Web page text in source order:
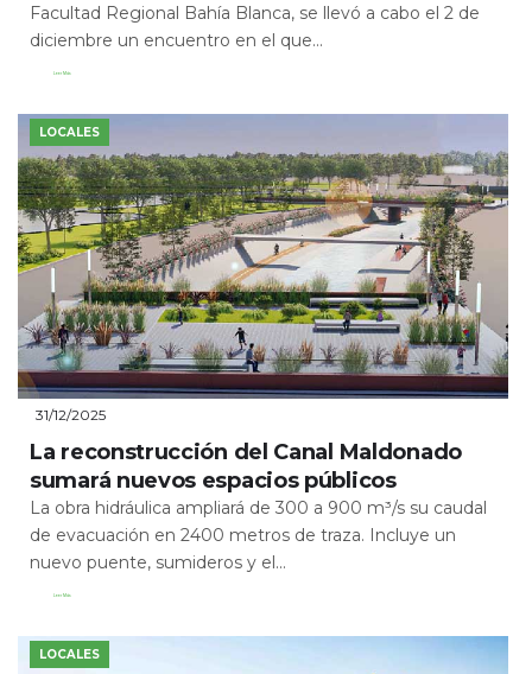
Facultad Regional Bahía Blanca, se llevó a cabo el 2 de
diciembre un encuentro en el que...
Leer Más
LOCALES
31/12/2025
La reconstrucción del Canal Maldonado
sumará nuevos espacios públicos
La obra hidráulica ampliará de 300 a 900 m³/s su caudal
de evacuación en 2400 metros de traza. Incluye un
nuevo puente, sumideros y el...
Leer Más
LOCALES